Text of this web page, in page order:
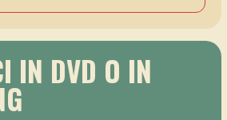
IN DVD O IN